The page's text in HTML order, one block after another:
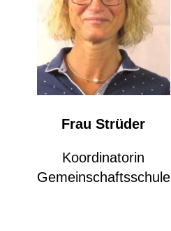
Frau Strüder
Koordinatorin
Gemeinschaftsschule